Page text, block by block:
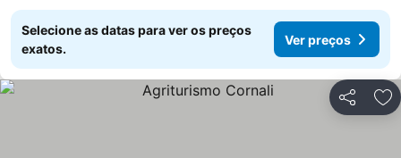
Selecione as datas para ver os preços
exatos.
Ver preços
Partilhar